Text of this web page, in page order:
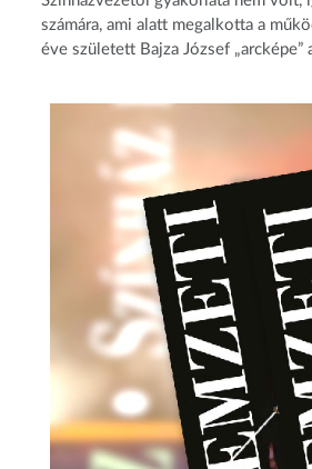
számára, ami alatt megalkotta a
éve született Bajza József „arcképe”